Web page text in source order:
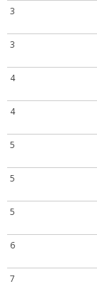
3
3
4
4
5
5
5
6
7